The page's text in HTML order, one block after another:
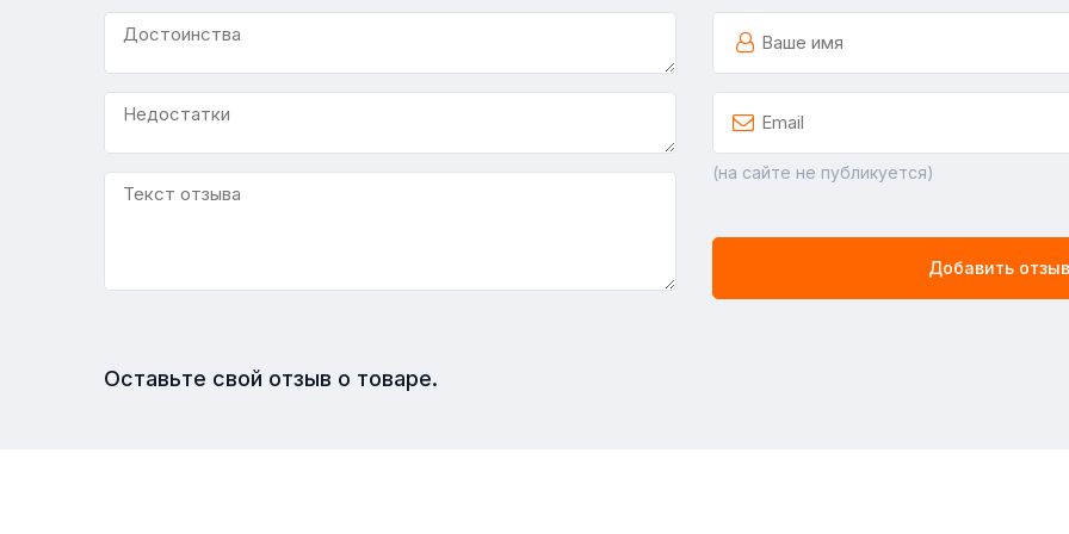
(на сайте не публикуется)
Добавить отзыв
Оставьте свой отзыв о товаре.